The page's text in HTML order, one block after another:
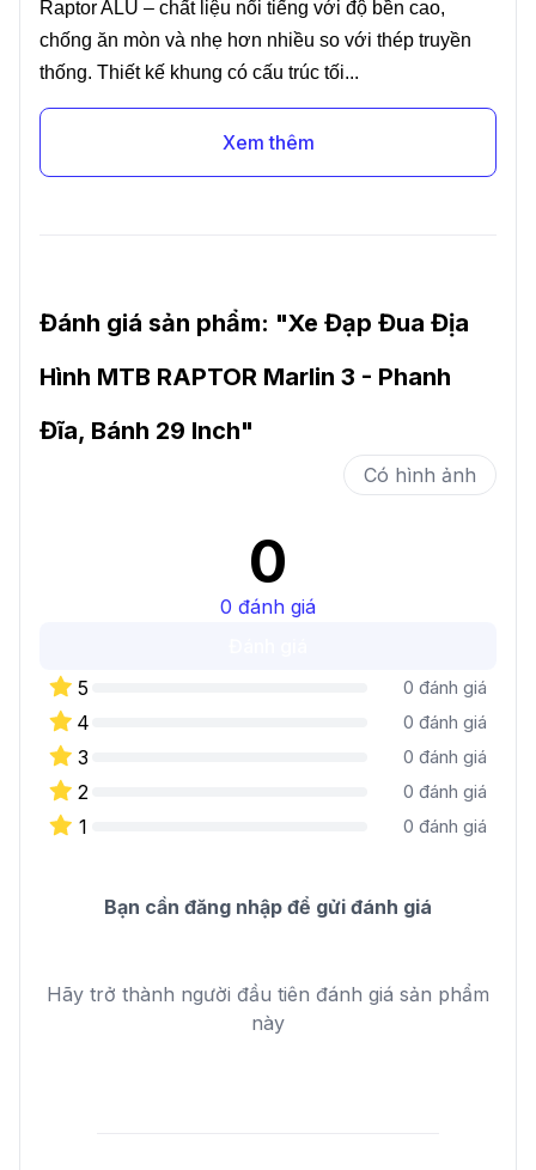
Raptor ALU – chất liệu nổi tiếng với độ bền cao,
chống ăn mòn và nhẹ hơn nhiều so với thép truyền
thống. Thiết kế khung có cấu trúc tối...
Xem thêm
Đánh giá sản phẩm: "Xe Đạp Đua Địa
Hình MTB RAPTOR Marlin 3 - Phanh
Đĩa, Bánh 29 Inch"
Có hình ảnh
0
0 đánh giá
5
0 đánh giá
4 0 đánh giá
3 0 đánh giá
2 0 đánh giá
1 0 đánh giá
Bạn cần đăng nhập để gửi đánh giá
Hãy trở thành người đầu tiên đánh giá sản phẩm
này